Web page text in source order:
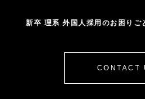
新卒 理系 外国人採用のお困りご
CONTACT